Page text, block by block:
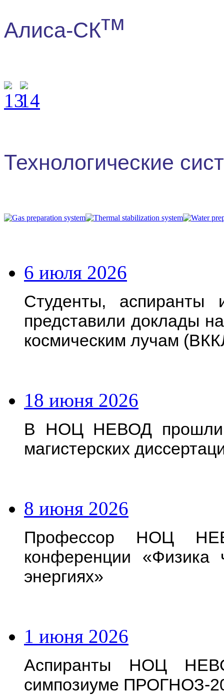
Алиса-СКтм
Технологические
6 июля 2026
Студенты,
представили доклады
космическим лучам
18 июня 2026
В НОЦ НЕВОД прошли
магистерских
8 июня 2026
Профессор НОЦ
конференции «Физика
энергиях»
1 июня 2026
Аспиранты НОЦ
симпозиуме ПРОГНОЗ-